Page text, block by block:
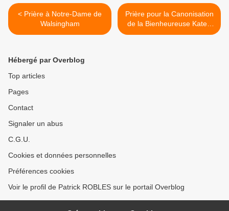
< Prière à Notre-Dame de
Walsingham
Prière pour la Canonisation
de la Bienheureuse Kateri
Tekakwitha >
Hébergé par Overblog
Top articles
Pages
Contact
Signaler un abus
C.G.U.
Cookies et données personnelles
Préférences cookies
Voir le profil de Patrick ROBLES sur le portail Overblog